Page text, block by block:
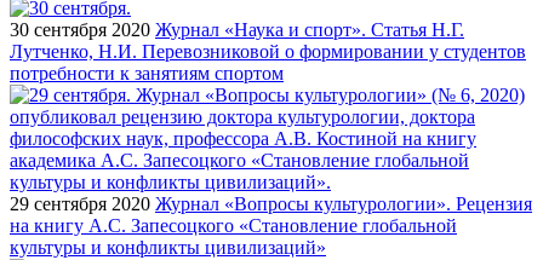
30 сентября 2020 Журнал «Наука и спорт». Статья Н.Г.
Лутченко, Н.И. Перевозниковой о формировании у студентов
потребности к занятиям спортом
29 сентября 2020 Журнал «Вопросы культурологии». Рецензия
на книгу А.С. Запесоцкого «Становление глобальной
культуры и конфликты цивилизаций»